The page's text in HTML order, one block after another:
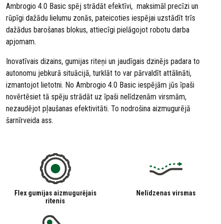
Ambrogio 4.0 Basic spēj strādāt efektīvi, maksimāl precīzi un
rūpīgi dažādu lielumu zonās, pateicoties iespējai uzstādīt trīs
dažādus barošanas blokus, attiecīgi pielāgojot robotu darba
apjomam.
Inovatīvais dizains, gumijas riteņi un jaudīgais dzinējs padara to
autonomu jebkurā situācijā, turklāt to var pārvaldīt attālināti,
izmantojot lietotni. No Ambrogio 4.0 Basic iespējām jūs īpaši
novērtēsiet tā spēju strādāt uz īpaši nelīdzenām virsmām,
nezaudējot pļaušanas efektivitāti. To nodrošina aizmugurējā
šarnīrveida ass.
Flex gumijas aizmugurējais
ritenis
Nelīdzenas virsmas